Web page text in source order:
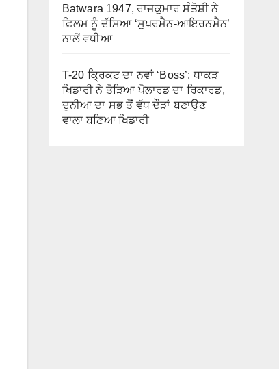
Batwara 1947, ਰਾਜਕੁਮਾਰ ਸੰਤੋਸ਼ੀ ਨੇ
ਫ਼ਿਲਮ ਨੂੰ ਦੱਸਿਆ ‘ਸੁਪਰਮੈਨ-ਆਇਰਨਮੈਨ’
ਨਾਲੋਂ ਵਧੀਆ
T-20 ਕ੍ਰਿਕਟ ਦਾ ਨਵਾਂ ‘Boss’: ਧਾਕੜ
ਖਿਡਾਰੀ ਨੇ ਤੋੜਿਆ ਪੋਲਾਰਡ ਦਾ ਰਿਕਾਰਡ,
ਦੁਨੀਆ ਦਾ ਸਭ ਤੋਂ ਵੱਧ ਦੌੜਾਂ ਬਣਾਉਣ
ਵਾਲਾ ਬਣਿਆ ਖਿਡਾਰੀ